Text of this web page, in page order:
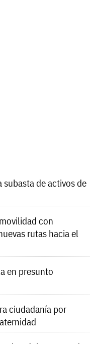
de activos de
con
rutas hacia el
en presunto
ciudadanía por